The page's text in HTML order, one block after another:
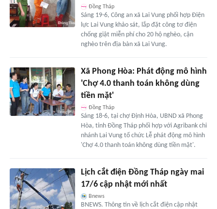
Đồng Tháp
Sáng 19-6, Công an xã Lai Vung phối hợp Điện
lực Lai Vung khảo sát, lắp đặt công tơ điện
chống giật miễn phí cho 20 hộ nghèo, cận
nghèo trên địa bàn xã Lai Vung.
Xã Phong Hòa: Phát động mô hình
'Chợ 4.0 thanh toán không dùng
tiền mặt'
Đồng Tháp
Sáng 18-6, tại chợ Định Hòa, UBND xã Phong
Hòa, tỉnh Đồng Tháp phối hợp với Agribank chi
nhánh Lai Vung tổ chức Lễ phát động mô hình
'Chợ 4.0 thanh toán không dùng tiền mặt'.
Lịch cắt điện Đồng Tháp ngày mai
17/6 cập nhật mới nhất
Bnews
BNEWS. Thông tin về lịch cắt điện cập nhật